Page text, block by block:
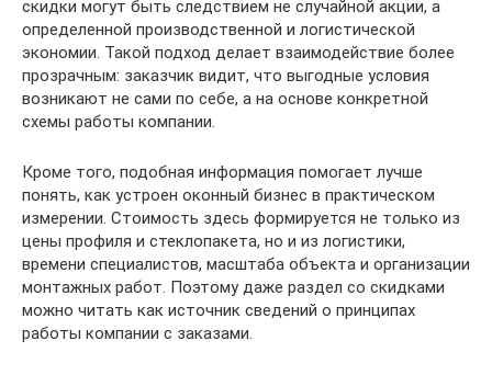
скидки могут быть следствием не случайной акции, а
определенной производственной и логистической
экономии. Такой подход делает взаимодействие более
прозрачным: заказчик видит, что выгодные условия
возникают не сами по себе, а на основе конкретной
схемы работы компании.
Кроме того, подобная информация помогает лучше
понять, как устроен оконный бизнес в практическом
измерении. Стоимость здесь формируется не только из
цены профиля и стеклопакета, но и из логистики,
времени специалистов, масштаба объекта и организации
монтажных работ. Поэтому даже раздел со скидками
можно читать как источник сведений о принципах
работы компании с заказами.